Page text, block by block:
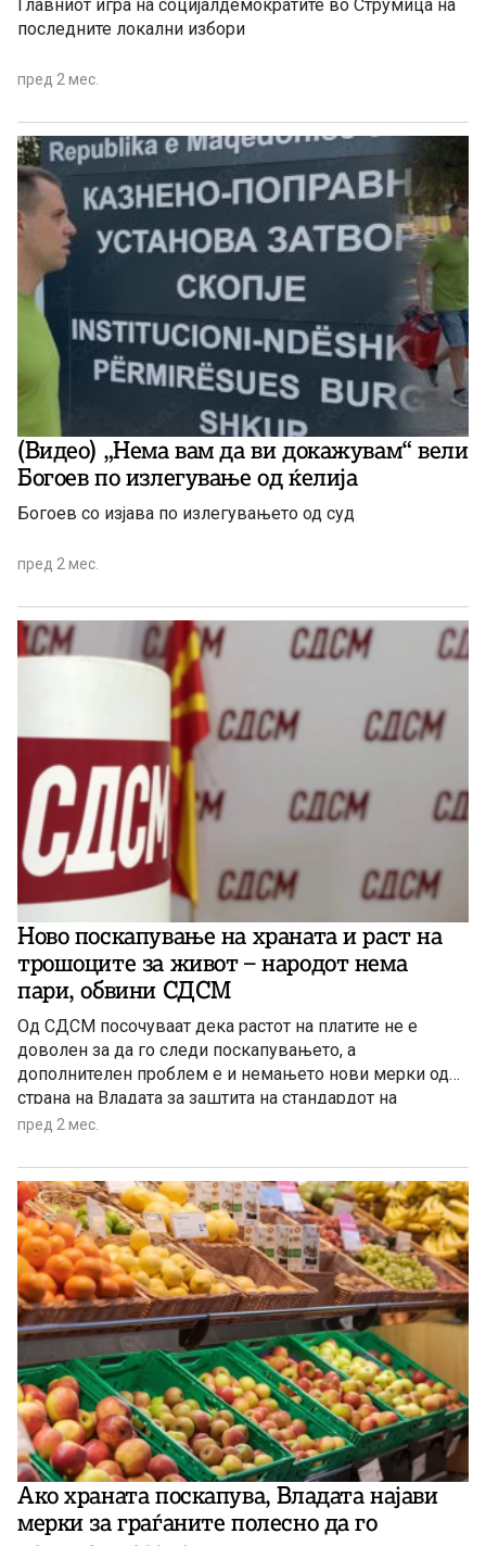
Главниот игра на социјалдемократите во Струмица на
последните локални избори
пред 2 мес.
(Видео) „Нема вам да ви докажувам“ вели
Богоев по излегување од ќелија
Богоев со изјава по излегувањето од суд
пред 2 мес.
Ново поскапување на храната и раст на
трошоците за живот – народот нема
пари, обвини СДСМ
Од СДСМ посочуваат дека растот на платите не е
доволен за да го следи поскапувањето, а
дополнителен проблем е и немањето нови мерки од
страна на Владата за заштита на стандардот на
граѓаните. Според опозицијата, секојдневните трошоци
поголем товар за семејните буџети. Тие алармираат
дека синдикалната потрошувачка кошничка
континуирано расте, додека реалната куповна моќ на
граѓаните опаѓа.
пред 2 мес.
Ако храната поскапува, Владата најави
мерки за граѓаните полесно да го